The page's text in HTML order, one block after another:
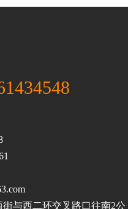
二环交叉路口往南2公